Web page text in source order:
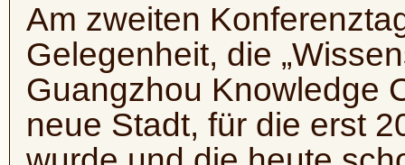
Am zweiten
Gelegenheit, die
Guangzhou Knowledge
neue Stadt, für die erst